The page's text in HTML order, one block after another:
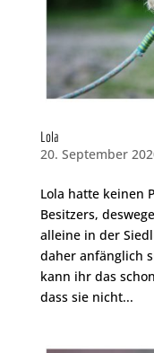
Lola
20. September
Lola hatte keinen
Besitzers,
alleine in der
daher anfänglich
kann ihr das
dass sie nicht...